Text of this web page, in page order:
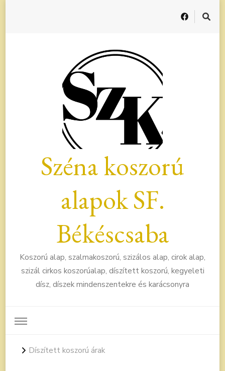
Széna koszorú
alapok SF.
Békéscsaba
Koszorú alap, szalmakoszorú, szizálos alap, cirok alap,
szizál cirkos koszorúalap, díszített koszorú, kegyeleti
dísz, díszek mindenszentekre és karácsonyra
Díszített koszorú árak